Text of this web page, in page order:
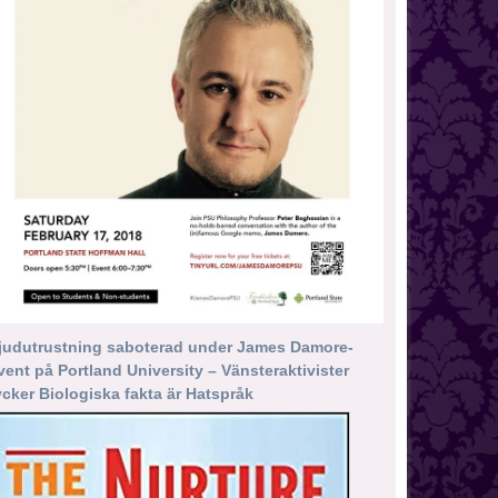
saboterad under James Damore-
på Portland University – Vänsteraktivister
Biologiska fakta är Hatspråk